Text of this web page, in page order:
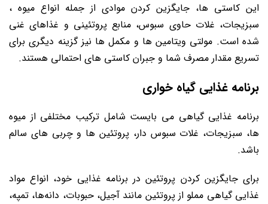
این کاستی ها، جایگزین کردن موادی از جمله انواع میوه‌ ،
سبزیجات، غلات حاوی سبوس، منابع پروتئینی و غذاهای غنی
‌شده است. مولتی ‌ویتامین ‌ها و مکمل ‌ها نیز گزینه دیگری برای
تسریع مقدار مصرف شما و جبران کاستی های احتمالی هستند.
برنامه غذایی گیاه خواری
برنامه غذایی گیاهی می بایست شامل ترکیب مختلفی از میوه
ها، سبزیجات، غلات سبوس دار، پروتئین‌ ها و چربی ‌های سالم
باشد.
برای جایگزین کردن پروتئین در برنامه غذایی خود، انواع مواد
غذایی گیاهی مملو از پروتئین مانند آجیل، حبوبات، دانه‌ها، تمپه،